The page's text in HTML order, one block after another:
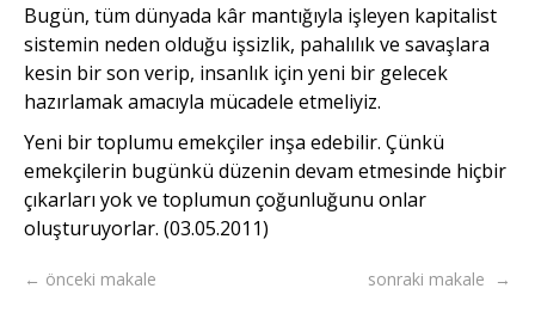
Bugün, tüm dünyada kâr mantığıyla işleyen kapitalist
sistemin neden olduğu işsizlik, pahalılık ve savaşlara
kesin bir son verip, insanlık için yeni bir gelecek
hazırlamak amacıyla mücadele etmeliyiz.
Yeni bir toplumu emekçiler inşa edebilir. Çünkü
emekçilerin bugünkü düzenin devam etmesinde hiçbir
çıkarları yok ve toplumun çoğunluğunu onlar
oluşturuyorlar. (03.05.2011)
← önceki makale sonraki makale →